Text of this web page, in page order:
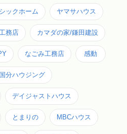
ックホーム ヤマサハウス
務店 カマダの家/鎌田建設
なごみ工務店 感動
国分ハウジング
デイジャストハウス
とまりの MBCハウス